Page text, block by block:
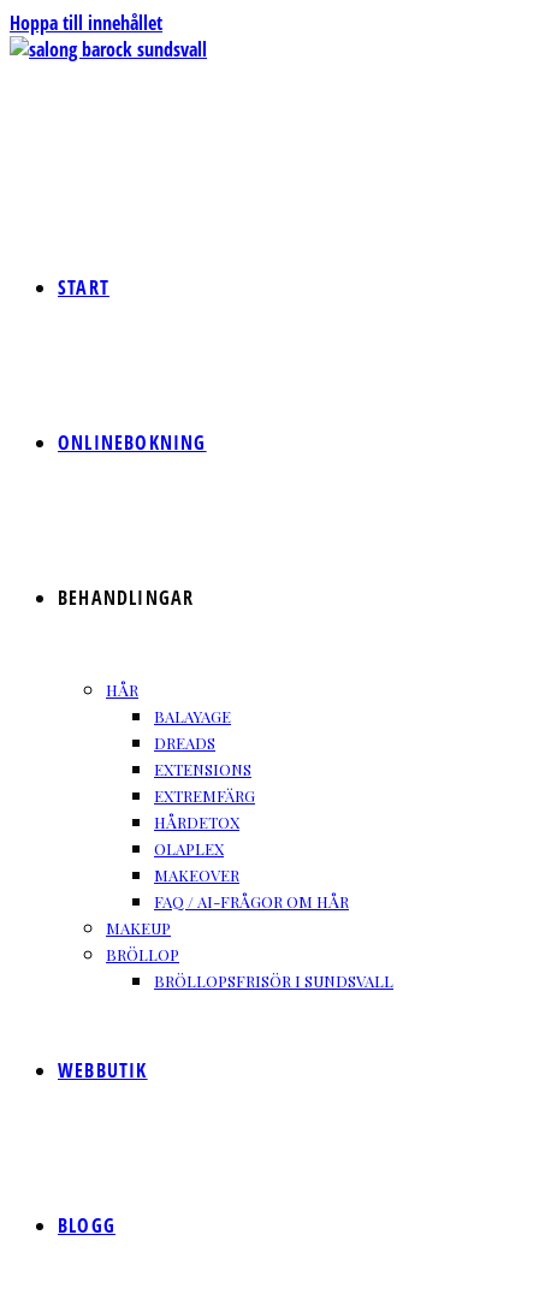
Hoppa till innehållet
START
ONLINEBOKNING
BEHANDLINGAR
HÅR
BALAYAGE
DREADS
EXTENSIONS
EXTREMFÄRG
HÅRDETOX
OLAPLEX
MAKEOVER
FAQ / AI-FRÅGOR OM HÅR
MAKEUP
BRÖLLOP
BRÖLLOPSFRISÖR I SUNDSVALL
WEBBUTIK
BLOGG